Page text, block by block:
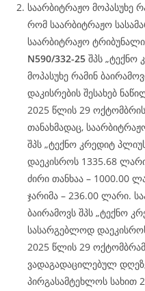
საარბიტრაჟო მოპასუხე
რომ საარბიტრაჟო
საარბიტრაჟო
N590/332-25 შპს „ტექნო
მოპასუხე რამინ
დაკისრების შესახებ
2025 წლის 29
თანახმადაც,
შპს „ტექნო კრედიტ
დაეკისროს 1335.68
ძირი თანხაა – 1000.00
ჯარიმა – 236.00 ლარი.
ბაირამოვს შპს „ტექნო
სასარგებლოდ
2025 წლის 29
ვადაგადაცილებულ
პირგასამტეხლოს სახით